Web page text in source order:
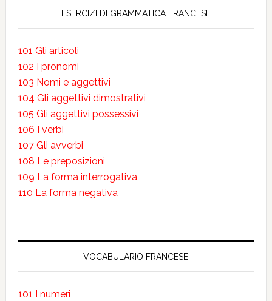
ESERCIZI DI GRAMMATICA FRANCESE
101 Gli articoli
102 I pronomi
103 Nomi e aggettivi
104 Gli aggettivi dimostrativi
105 Gli aggettivi possessivi
106 I verbi
107 Gli avverbi
108 Le preposizioni
109 La forma interrogativa
110 La forma negativa
VOCABULARIO FRANCESE
101 I numeri